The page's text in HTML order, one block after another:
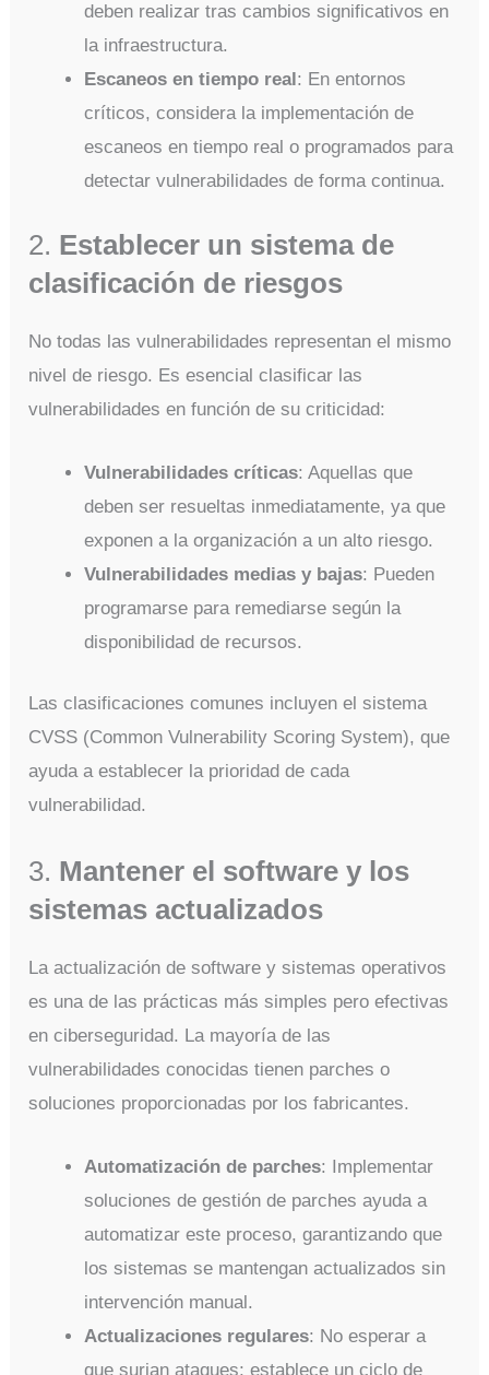
deben realizar tras cambios significativos en
la infraestructura.
Escaneos en tiempo real : En entornos
críticos, considera la implementación de
escaneos en tiempo real o programados para
detectar vulnerabilidades de forma continua.
2. Establecer un sistema de
clasificación de riesgos
No todas las vulnerabilidades representan el mismo
nivel de riesgo. Es esencial clasificar las
vulnerabilidades en función de su criticidad:
Vulnerabilidades críticas: Aquellas que
deben ser resueltas inmediatamente, ya que
exponen a la organización a un alto riesgo.
Vulnerabilidades medias y bajas: Pueden
programarse para remediarse según la
disponibilidad de recursos.
Las clasificaciones comunes incluyen el sistema
CVSS (Common Vulnerability Scoring System), que
ayuda a establecer la prioridad de cada
vulnerabilidad.
3. Mantener el software y los
sistemas actualizados
La actualización de software y sistemas operativos
es una de las prácticas más simples pero efectivas
en ciberseguridad. La mayoría de las
vulnerabilidades conocidas tienen parches o
soluciones proporcionadas por los fabricantes.
Automatización de parches: Implementar
soluciones de gestión de parches ayuda a
automatizar este proceso, garantizando que
los sistemas se mantengan actualizados sin
intervención manual.
Actualizaciones regulares: No esperar a
que surjan ataques; establece un ciclo de